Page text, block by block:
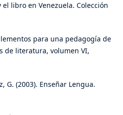
libro en Venezuela. Colección
para una pedagogía de
de literatura, volumen VI,
G. (2003). Enseñar Lengua.